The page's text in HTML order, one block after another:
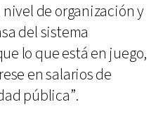
de organización y
del sistema
lo que está en juego,
en salarios de
pública”.